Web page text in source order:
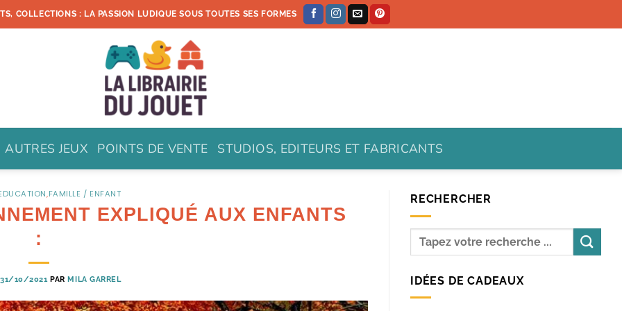
COLLECTIONS : LA PASSION LUDIQUE SOUS TOUTES SES FORMES
AUTRES JEUX POINTS DE VENTE STUDIOS, EDITEURS ET FABRICANTS
,FAMILLE / ENFANT
EXPLIQUÉ AUX ENFANTS
:
31/10/2021 PARMILA GARREL
RECHERCHER
IDÉES DE CADEAUX